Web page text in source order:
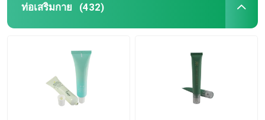
หลอดแชมพู
ท่อเสริมกาย (432)